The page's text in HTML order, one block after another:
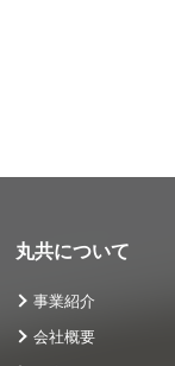
丸共について
事業紹介
会社概要